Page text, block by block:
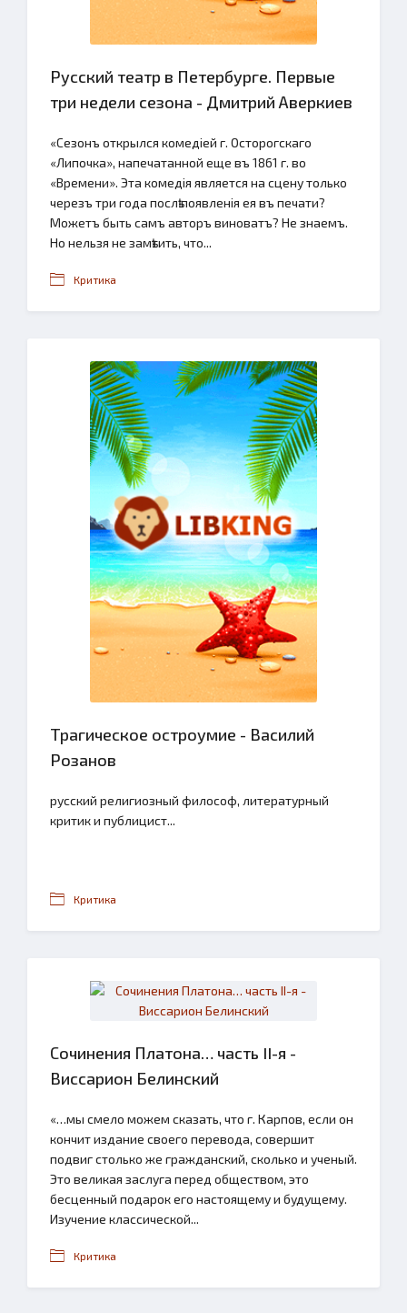
Русский театр в Петербурге. Первые
три недели сезона - Дмитрий Аверкиев
«Сезонъ открылся комедiей г. Осторогскаго
«Липочка», напечатанной еще въ 1861 г. во
«Времени». Эта комедiя является на сцену только
черезъ три года послѣ появленiя ея въ печати?
Можетъ быть самъ авторъ виноватъ? Не знаемъ.
Но нельзя не замѣтить, что...
Критика
Трагическое остроумие - Василий
Розанов
русский религиозный философ, литературный
критик и публицист...
Критика
Сочинения Платона… часть II-я -
Виссарион Белинский
«…мы смело можем сказать, что г. Карпов, если он
кончит издание своего перевода, совершит
подвиг столько же гражданский, сколько и ученый.
Это великая заслуга перед обществом, это
бесценный подарок его настоящему и будущему.
Изучение классической...
Критика